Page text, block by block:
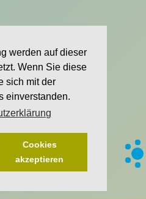
werden auf dieser
Wenn Sie diese
sich mit der
einverstanden.
Cookies
akzeptieren